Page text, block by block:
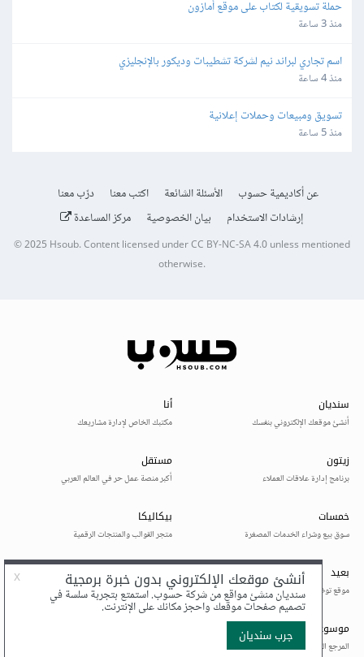
حملة تسويقية لكتاب على موقع أمازون
منذ 3 ساعة
اسم تجاري لبراند نيم لشركة تشطيبات وديكور بالإنجليزي
منذ 4 ساعة
تسويق ومبيعات وحملات إعلانية
منذ 5 ساعة
عن أكاديمية حسوب الأسئلة الشائعة اكتب معنا
درّب معنا
إرشادات الاستخدام
بيان الخصوصية مركز المساعدة
© 2025 Hsoub.Content licensed underCC BY-NC-SA 4.0unless mentioned
otherwise.